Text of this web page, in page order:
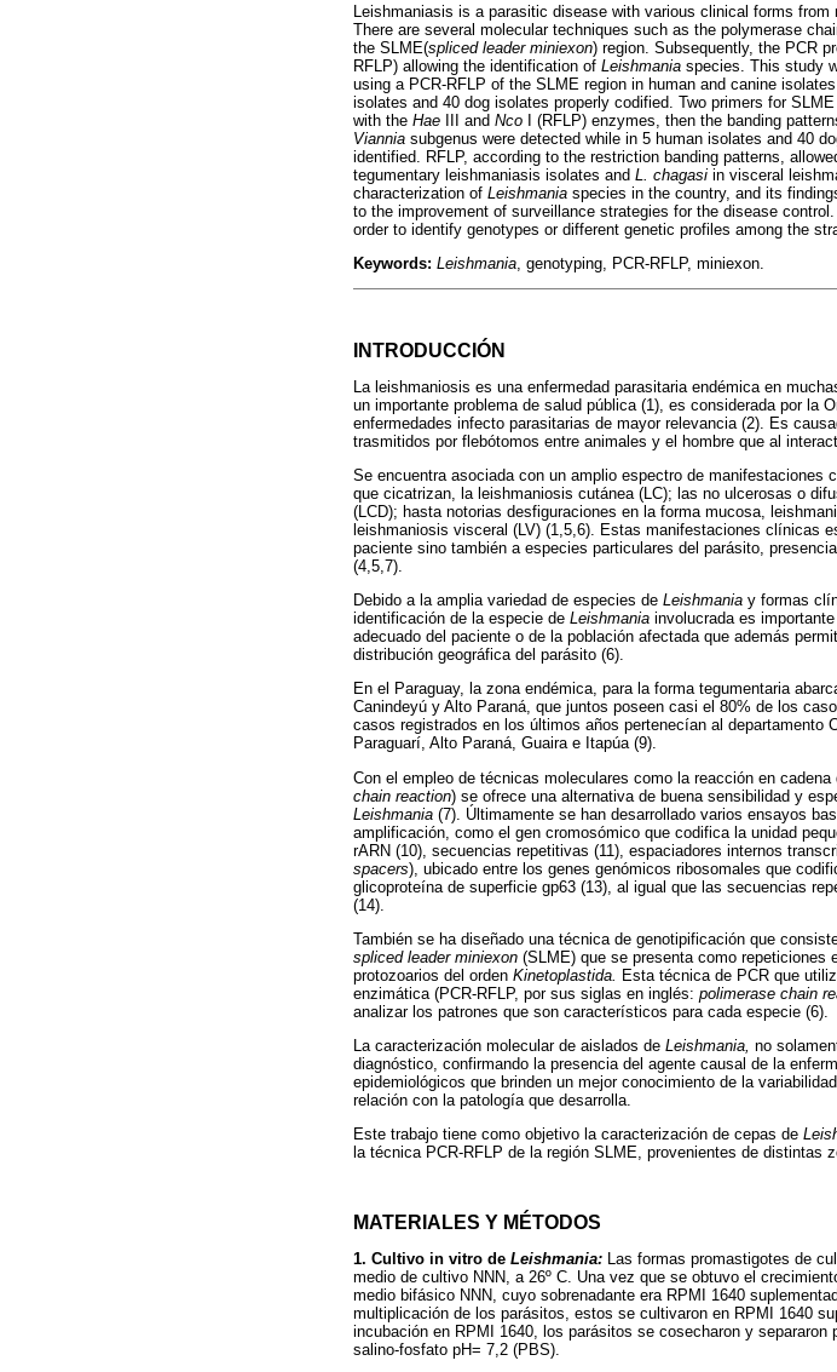
Leishmaniasis is a parasitic disease with various clinical forms
There are several molecular techniques such as the polymerase
the SLME(spliced leader miniexon) region. Subsequently, the PCR
RFLP) allowing the identification of Leishmania species. This study
using a PCR-RFLP of the SLME region in human and canine
isolates and 40 dog isolates properly codified. Two primers for
with the Hae III and Nco I (RFLP) enzymes, then the banding
Viannia subgenus were detected while in 5 human isolates and 40
identified. RFLP, according to the restriction banding patterns,
tegumentary leishmaniasis isolates and L. chagasi in visceral
characterization of Leishmania species in the country, and its
to the improvement of surveillance strategies for the disease
order to identify genotypes or different genetic profiles among the
Keywords: Leishmania, genotyping, PCR-RFLP, miniexon.
INTRODUCCIÓN
La leishmaniosis es una enfermedad parasitaria endémica en
un importante problema de salud pública (1), es considerada por la
enfermedades infecto parasitarias de mayor relevancia (2). Es
trasmitidos por flebótomos entre animales y el hombre que al
Se encuentra asociada con un amplio espectro de
que cicatrizan, la leishmaniosis cutánea (LC); las no ulcerosas o
(LCD); hasta notorias desfiguraciones en la forma mucosa,
leishmaniosis visceral (LV) (1,5,6). Estas manifestaciones clínicas
paciente sino también a especies particulares del parásito,
(4,5,7).
Debido a la amplia variedad de especies de Leishmania y formas
identificación de la especie de Leishmania involucrada es
adecuado del paciente o de la población afectada que además
distribución geográfica del parásito (6).
En el Paraguay, la zona endémica, para la forma tegumentaria
Canindeyú y Alto Paraná, que juntos poseen casi el 80% de los
casos registrados en los últimos años pertenecían al departamento
Paraguarí, Alto Paraná, Guaira e Itapúa (9).
Con el empleo de técnicas moleculares como la reacción en
chain reaction) se ofrece una alternativa de buena sensibilidad y
Leishmania (7). Últimamente se han desarrollado varios ensayos
amplificación, como el gen cromosómico que codifica la unidad
rARN (10), secuencias repetitivas (11), espaciadores internos
spacers), ubicado entre los genes genómicos ribosomales que
glicoproteína de superficie gp63 (13), al igual que las secuencias
(14).
También se ha diseñado una técnica de genotipificación que
spliced leader miniexon (SLME) que se presenta como repeticiones
protozoarios del orden Kinetoplastida.
Esta técnica de PCR que
enzimática (PCR-RFLP, por sus siglas en inglés: polimerase chain
analizar los patrones que son característicos para cada especie (6).
La caracterización molecular de aislados de Leishmania, no
diagnóstico, confirmando la presencia del agente causal de la
epidemiológicos que brinden un mejor conocimiento de la
relación con la patología que desarrolla.
Este trabajo tiene como objetivo la caracterización de cepas de
la técnica PCR-RFLP de la región SLME, provenientes de distintas
MATERIALES Y MÉTODOS
1. Cultivo in vitro de Leishmania: Las formas promastigotes de
medio de cultivo NNN, a 26º C. Una vez que se obtuvo el
medio bifásico NNN, cuyo sobrenadante era RPMI 1640
multiplicación de los parásitos, estos se cultivaron en RPMI 1640
incubación en RPMI 1640, los parásitos se cosecharon y
salino-fosfato pH= 7,2 (PBS).